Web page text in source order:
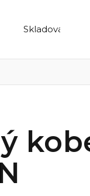
Skladovanie